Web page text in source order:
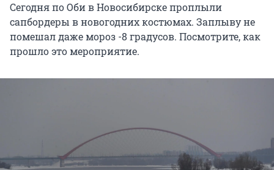
Сегодня по Оби в Новосибирске проплыли
сапбордеры в новогодних костюмах. Заплыву не
помешал даже мороз -8 градусов. Посмотрите, как
прошло это мероприятие.